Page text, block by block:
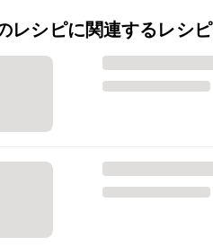
レシピに関連するレシピ